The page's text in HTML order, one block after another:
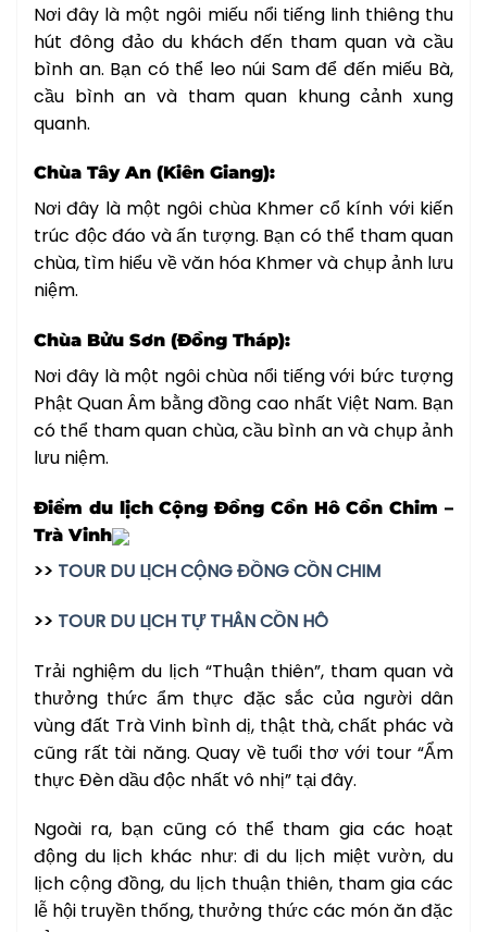
Nơi đây là một ngôi miếu nổi tiếng linh thiêng thu
hút đông đảo du khách đến tham quan và cầu
bình an. Bạn có thể leo núi Sam để đến miếu Bà,
cầu bình an và tham quan khung cảnh xung
quanh.
Chùa Tây An (Kiên Giang):
Nơi đây là một ngôi chùa Khmer cổ kính với kiến
trúc độc đáo và ấn tượng. Bạn có thể tham quan
chùa, tìm hiểu về văn hóa Khmer và chụp ảnh lưu
niệm.
Chùa Bửu Sơn (Đồng Tháp):
Nơi đây là một ngôi chùa nổi tiếng với bức tượng
Phật Quan Âm bằng đồng cao nhất Việt Nam. Bạn
có thể tham quan chùa, cầu bình an và chụp ảnh
lưu niệm.
Điểm du lịch Cộng Đồng Cồn Hô Cồn Chim –
Trà Vinh
>> TOUR DU LỊCH CỘNG ĐỒNG CỒN CHIM
>> TOUR DU LỊCH TỰ THÂN CỒN HÔ
Trải nghiệm du lịch “Thuận thiên”, tham quan và
thưởng thức ẩm thực đặc sắc của người dân
vùng đất Trà Vinh bình dị, thật thà, chất phác và
cũng rất tài năng. Quay về tuổi thơ với tour “Ẩm
thực Đèn dầu độc nhất vô nhị” tại đây.
Ngoài ra, bạn cũng có thể tham gia các hoạt
động du lịch khác như: đi du lịch miệt vườn, du
lịch cộng đồng, du lịch thuận thiên, tham gia các
lễ hội truyền thống, thưởng thức các món ăn đặc